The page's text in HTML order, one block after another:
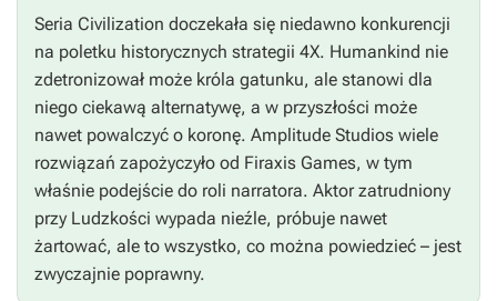
Seria Civilization doczekała się niedawno konkurencji
na poletku historycznych strategii 4X. Humankind nie
zdetronizował może króla gatunku, ale stanowi dla
niego ciekawą alternatywę, a w przyszłości może
nawet powalczyć o koronę. Amplitude Studios wiele
rozwiązań zapożyczyło od Firaxis Games, w tym
właśnie podejście do roli narratora. Aktor zatrudniony
przy Ludzkości wypada nieźle, próbuje nawet
żartować, ale to wszystko, co można powiedzieć – jest
zwyczajnie poprawny.